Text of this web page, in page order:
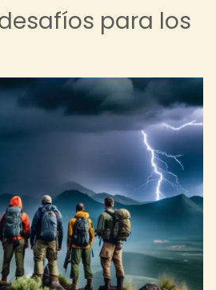
para los